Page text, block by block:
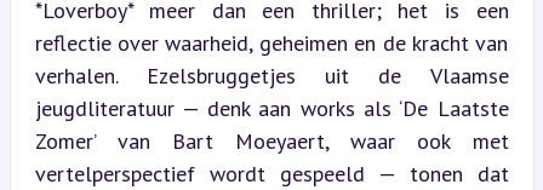
*Loverboy* meer dan een thriller; het is een
reflectie over waarheid, geheimen en de kracht van
verhalen. Ezelsbruggetjes uit de Vlaamse
jeugdliteratuur — denk aan works als ‘De Laatste
Zomer’ van Bart Moeyaert, waar ook met
vertelperspectief wordt gespeeld — tonen dat